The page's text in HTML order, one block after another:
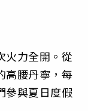
火力全開。從
高腰丹寧，每
參與夏日度假